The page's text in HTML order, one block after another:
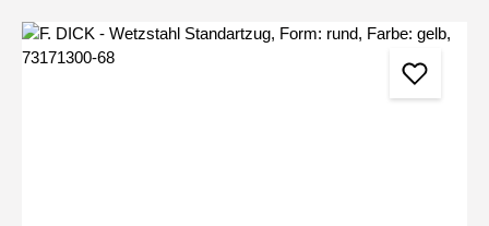
Bildergalerie überspringen